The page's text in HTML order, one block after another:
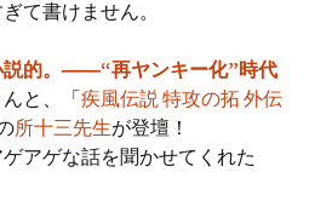
て書けません。
説的。――“再ヤンキー化”時代
んと、「疾風伝説 特攻の拓 外伝
所十三先生が登壇！
アゲな話を聞かせてくれた